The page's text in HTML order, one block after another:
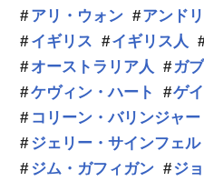
アリ・ウォン
アンド
イギリス
イギリス人
オーストラリア人
ガ
ケヴィン・ハート
ゲイ
コリーン・バリンジャー
ジェリー・サインフェル
ジム・ガフィガン
ジ